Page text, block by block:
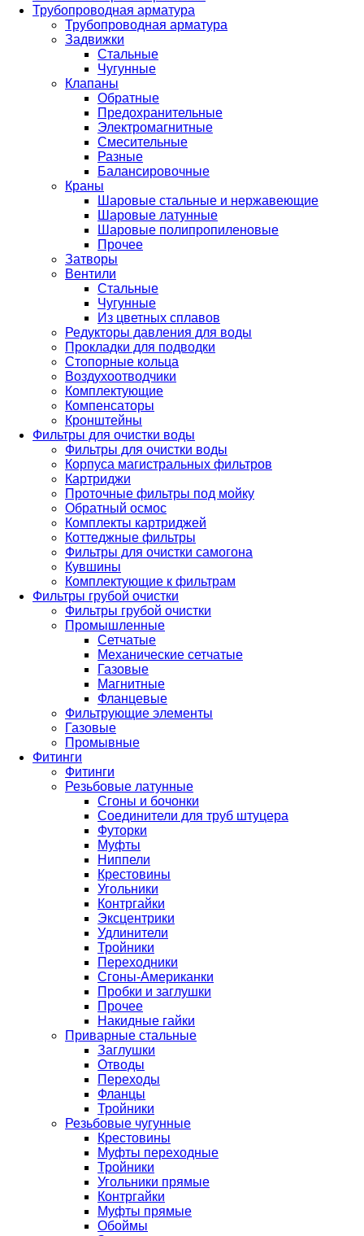
Трубопроводная арматура
Трубопроводная арматура
Задвижки
Стальные
Чугунные
Клапаны
Обратные
Предохранительные
Электромагнитные
Смесительные
Разные
Балансировочные
Краны
Шаровые стальные и нержавеющие
Шаровые латунные
Шаровые полипропиленовые
Прочее
Затворы
Вентили
Стальные
Чугунные
Из цветных сплавов
Редукторы давления для воды
Прокладки для подводки
Стопорные кольца
Воздухоотводчики
Комплектующие
Компенсаторы
Кронштейны
Фильтры для очистки воды
Фильтры для очистки воды
Корпуса магистральных фильтров
Картриджи
Проточные фильтры под мойку
Обратный осмос
Комплекты картриджей
Коттеджные фильтры
Фильтры для очистки самогона
Кувшины
Комплектующие к фильтрам
Фильтры грубой очистки
Фильтры грубой очистки
Промышленные
Сетчатые
Механические сетчатые
Газовые
Магнитные
Фланцевые
Фильтрующие элементы
Газовые
Промывные
Фитинги
Фитинги
Резьбовые латунные
Сгоны и бочонки
Соединители для труб штуцера
Футорки
Муфты
Ниппели
Крестовины
Угольники
Контргайки
Эксцентрики
Удлинители
Тройники
Переходники
Сгоны-Американки
Пробки и заглушки
Прочее
Накидные гайки
Приварные стальные
Заглушки
Отводы
Переходы
Фланцы
Тройники
Резьбовые чугунные
Крестовины
Муфты переходные
Тройники
Угольники прямые
Контргайки
Муфты прямые
Обоймы